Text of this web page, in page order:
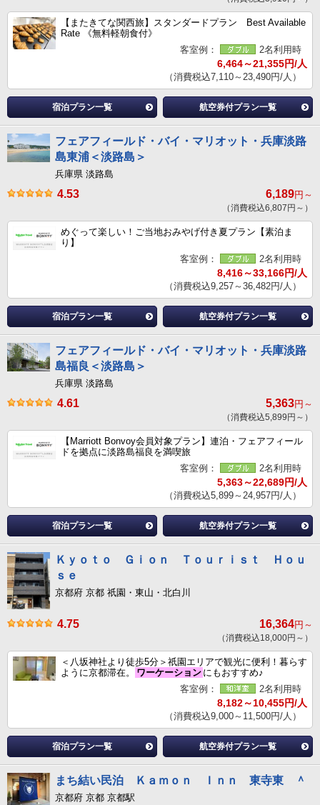
【またきてな関西旅】スタンダードプラン Best Available
Rate 《無料軽朝食付》
客室例：
2名利用時
6,464～21,355円/人
（消費税込7,110～23,490円/人）
宿泊プラン一覧 航空券付プラン一覧
フェアフィールド・バイ・マリオット・兵庫淡路
島東浦＜淡路島＞
兵庫県 淡路島
4.53 6,189円～
（消費税込6,807円～）
めぐって楽しい！ご当地おみやげ付き夏プラン【素泊ま
り】
客室例：
2名利用時
8,416～33,166円/人
（消費税込9,257～36,482円/人）
宿泊プラン一覧 航空券付プラン一覧
フェアフィールド・バイ・マリオット・兵庫淡路
島福良＜淡路島＞
兵庫県 淡路島
4.61 5,363円～
（消費税込5,899円～）
【Marriott Bonvoy会員対象プラン】連泊・フェアフィール
ドを拠点に淡路島福良を満喫旅
客室例：
2名利用時
5,363～22,689円/人
（消費税込5,899～24,957円/人）
宿泊プラン一覧 航空券付プラン一覧
Ｋｙｏｔｏ Ｇｉｏｎ Ｔｏｕｒｉｓｔ Ｈｏｕ
ｓｅ
京都府 京都 祇園・東山・北白川
4.75 16,364円～
（消費税込18,000円～）
＜八坂神社より徒歩5分＞祇園エリアで観光に便利！暮らす
ように京都滞在。
ワーケーション にもおすすめ♪
客室例：
2名利用時
8,182～10,455円/人
（消費税込9,000～11,500円/人）
宿泊プラン一覧 航空券付プラン一覧
まち結い民泊 Ｋａｍｏｎ Ｉｎｎ 東寺東 ＾
京都府 京都 京都駅